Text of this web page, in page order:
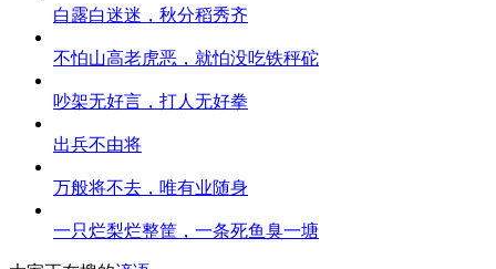
白露白迷迷，秋分稻秀齐
不怕山高老虎恶，就怕没吃铁秤砣
吵架无好言，打人无好拳
出兵不由将
万般将不去，唯有业随身
一只烂梨烂整筐，一条死鱼臭一塘